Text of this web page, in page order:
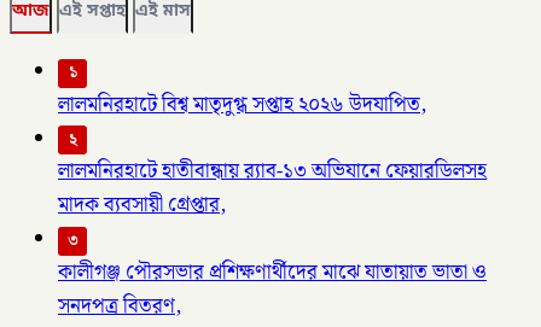
আজ এই সপ্তাহ এই মাস
১
লালমনিরহাটে বিশ্ব মাতৃদুগ্ধ সপ্তাহ ২০২৬ উদযাপিত,
২
লালমনিরহাটে হাতীবান্ধায় র‌্যাব-১৩ অভিযানে ফেয়ারডিলসহ
মাদক ব্যবসায়ী গ্রেপ্তার,
৩
কালীগঞ্জ পৌরসভার প্রশিক্ষণার্থীদের মাঝে যাতায়াত ভাতা ও
সনদপত্র বিতরণ,